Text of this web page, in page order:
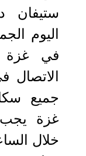
ستيفان
اليوم
في غزة
الاتصال
جميع
غزة يجب
خلال الساعات